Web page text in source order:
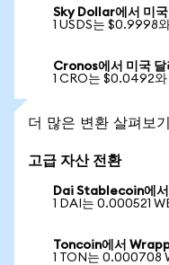
Sky Dollar에서 미국
1 USDS는 $0.9998
Cronos에서 미국 달
1 CRO는 $0.0492와
더 많은 변환 살펴보기
고급 자산 전환
Dai Stablecoin에
1 DAI는 0.000521
Toncoin에서
1 TON는 0.000708